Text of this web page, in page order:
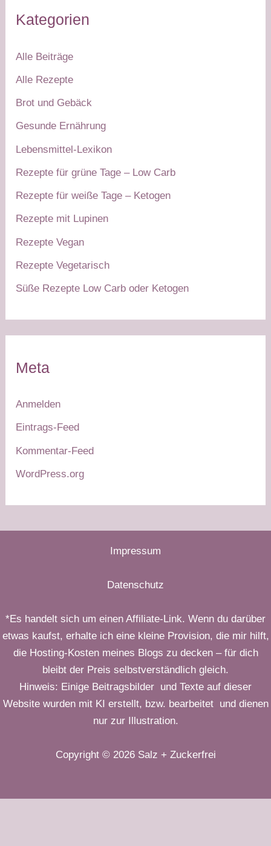
Kategorien
Alle Beiträge
Alle Rezepte
Brot und Gebäck
Gesunde Ernährung
Lebensmittel-Lexikon
Rezepte für grüne Tage – Low Carb
Rezepte für weiße Tage – Ketogen
Rezepte mit Lupinen
Rezepte Vegan
Rezepte Vegetarisch
Süße Rezepte Low Carb oder Ketogen
Meta
Anmelden
Eintrags-Feed
Kommentar-Feed
WordPress.org
Impressum
Datenschutz
*Es handelt sich um einen Affiliate-Link. Wenn du darüber
etwas kaufst, erhalte ich eine kleine Provision, die mir hilft,
die Hosting-Kosten meines Blogs zu decken – für dich
bleibt der Preis selbstverständlich gleich.
Hinweis: Einige Beitragsbilder und Texte auf dieser
Website wurden mit KI erstellt, bzw. bearbeitet und dienen
nur zur Illustration.
Copyright © 2026 Salz + Zuckerfrei